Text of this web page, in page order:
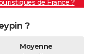
de France ?
?
Moyenne